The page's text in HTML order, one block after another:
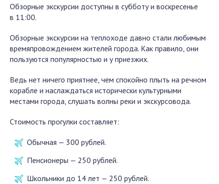
Обзорные экскурсии доступны в субботу и воскресенье
в 11:00.
Обзорные экскурсии на теплоходе давно стали любимым
времяпровождением жителей города. Как правило, они
пользуются популярностью и у приезжих.
Ведь нет ничего приятнее, чем спокойно плыть на речном
корабле и наслаждаться исторически культурными
местами города, слушать волны реки и экскурсовода.
Стоимость прогулки составляет:
Обычная — 300 рублей.
Пенсионеры — 250 рублей.
Школьники до 14 лет — 250 рублей.